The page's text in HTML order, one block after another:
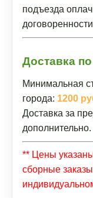
подъезда
Доставка
Минимальная
города: 1200
Доставка за
** Цены
сборные